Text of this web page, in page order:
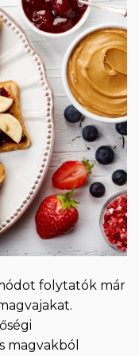
folytatók már
magvakból